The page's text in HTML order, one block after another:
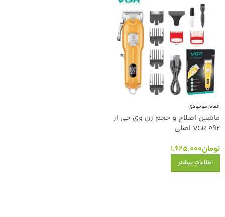
اتمام موجودی
ماشین اصلاح و حجم زن وی جی ار
VGR 092 اصلی
تومان1.625.000
اطلاعات بیشتر